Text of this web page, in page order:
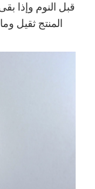
قبل النوم وإذا
المنتج ثقيل